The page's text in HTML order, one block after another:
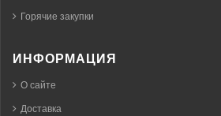
Горячие закупки
ИНФОРМАЦИЯ
О сайте
Доставка